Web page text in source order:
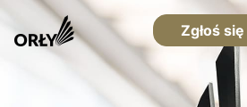
Zgłoś się